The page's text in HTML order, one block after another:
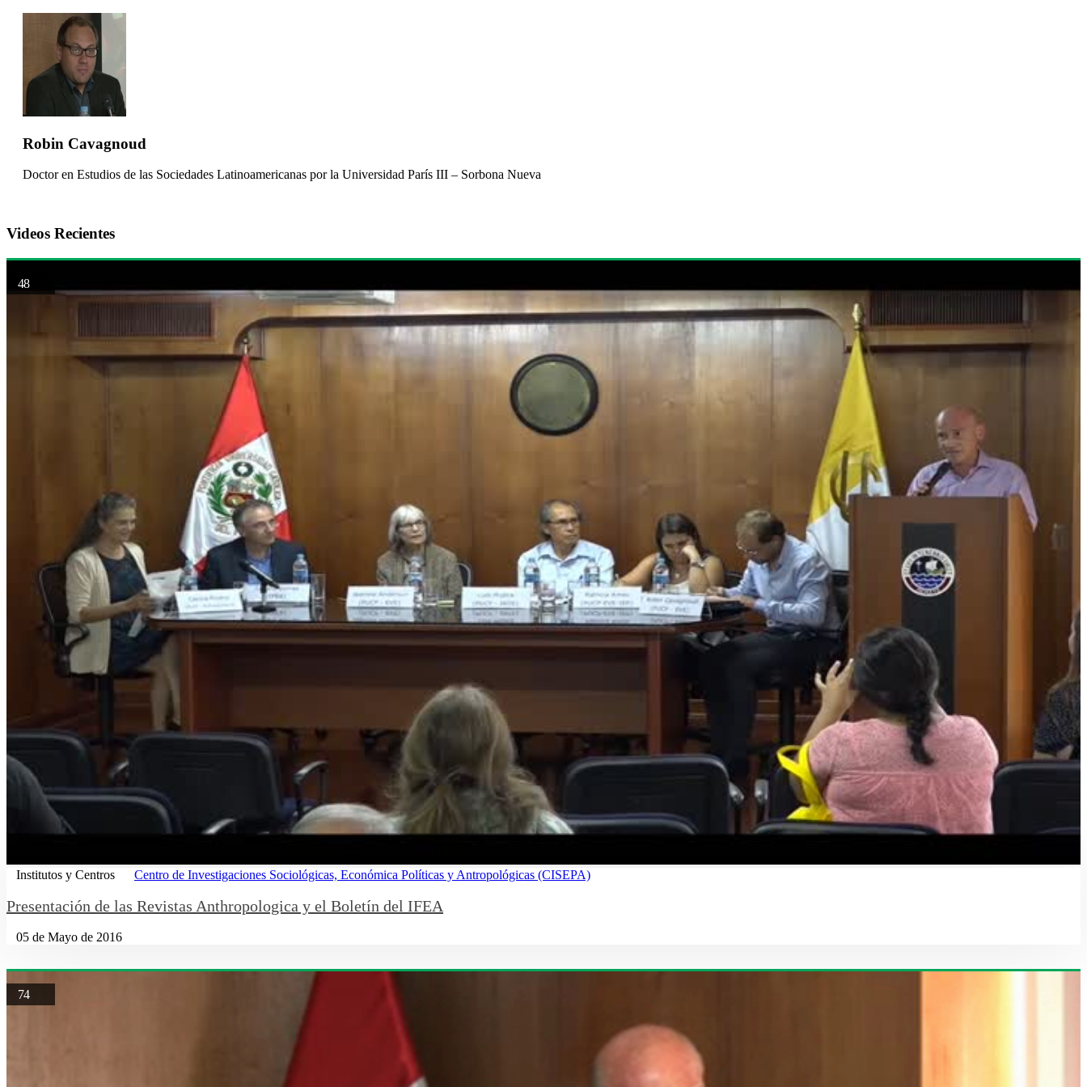
Robin Cavagnoud
Doctor en Estudios de las Sociedades Latinoamericanas por la Universidad París III – Sorbona Nueva
Videos Recientes
48
Institutos y Centros Centro de Investigaciones Sociológicas, Económica Políticas y Antropológicas (CISEPA)
Presentación de las Revistas Anthropologica y el Boletín del IFEA
05 de Mayo de 2016
74